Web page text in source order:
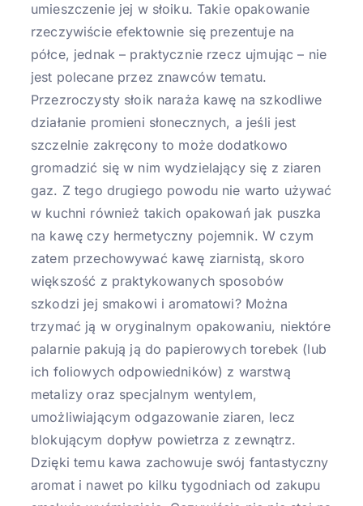
umieszczenie jej w słoiku. Takie opakowanie
rzeczywiście efektownie się prezentuje na
półce, jednak – praktycznie rzecz ujmując – nie
jest polecane przez znawców tematu.
Przezroczysty słoik naraża kawę na szkodliwe
działanie promieni słonecznych, a jeśli jest
szczelnie zakręcony to może dodatkowo
gromadzić się w nim wydzielający się z ziaren
gaz. Z tego drugiego powodu nie warto używać
w kuchni również takich opakowań jak puszka
na kawę czy hermetyczny pojemnik. W czym
zatem przechowywać kawę ziarnistą, skoro
większość z praktykowanych sposobów
szkodzi jej smakowi i aromatowi? Można
trzymać ją w oryginalnym opakowaniu, niektóre
palarnie pakują ją do papierowych torebek (lub
ich foliowych odpowiedników) z warstwą
metalizy oraz specjalnym wentylem,
umożliwiającym odgazowanie ziaren, lecz
blokującym dopływ powietrza z zewnątrz.
Dzięki temu kawa zachowuje swój fantastyczny
aromat i nawet po kilku tygodniach od zakupu